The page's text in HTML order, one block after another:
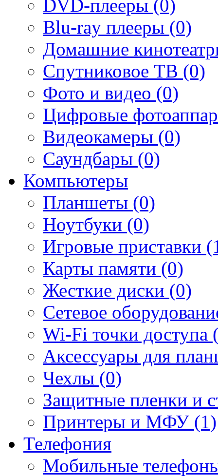
DVD-плееры (0)
Blu-ray плееры (0)
Домашние
Спутниковое ТВ (0)
Фото и видео (0)
Цифровые
Видеокамеры (0)
Саундбары (0)
Компьютеры
Планшеты (0)
Ноутбуки (0)
Игровые приставки
Карты памяти (0)
Жесткие диски (0)
Сетевое
Wi-Fi точки доступа
Аксессуары для
Чехлы (0)
Защитные пленки и
Принтеры и МФУ (1)
Телефония
Мобильные